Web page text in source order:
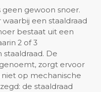
geen gewoon snoer.
een staaldraad
bestaat uit een
2 of 3
De
zorgt ervoor
op mechanische
de staaldraad